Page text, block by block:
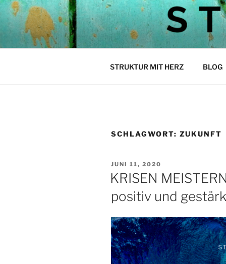
Zum
Inhalt
springen
STEPH
Struktur mit Herz
STRUKTUR MIT HERZ BLOG
SCHLAGWORT: ZUKUNFT
VERÖFFENTLICHT
AM
JUNI 11, 2020
KRISEN
positiv und